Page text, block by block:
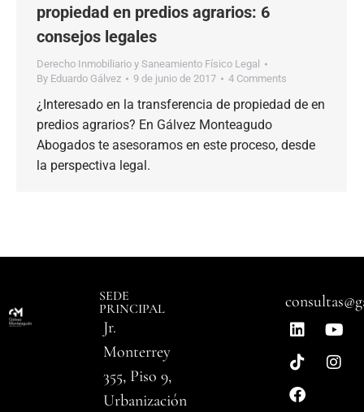
propiedad en predios agrarios: 6
consejos legales
Derecho Inmobiliario y Saneamiento Físico Legal
By Eduardo Gálvez 9 de junio de 2017 4 Comments
¿Interesado en la transferencia de propiedad de en
predios agrarios? En Gálvez Monteagudo
Abogados te asesoramos en este proceso, desde
la perspectiva legal.
SEDE
PRINCIPAL
Jr.
Monterrey
355, Piso 9,
Urbanización